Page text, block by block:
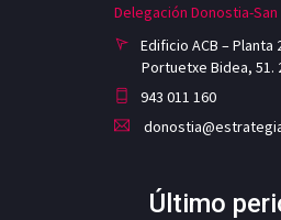
Delegación Donostia-
Edificio ACB – Planta
Portuetxe Bidea, 51.
943 011 160
Último